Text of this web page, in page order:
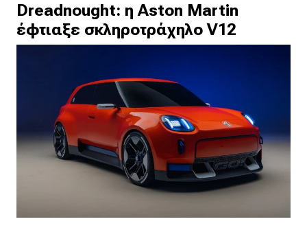
Dreadnought: η Aston Martin
έφτιαξε σκληροτράχηλο V12